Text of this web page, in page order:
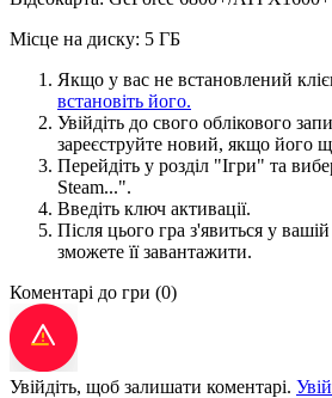
Місце на диску: 5 ГБ
Якщо у вас не встановлений
встановіть його.
Увійдіть до свого облікового
зареєструйте новий, якщо його
Перейдіть у розділ "Ігри" та
Steam...".
Введіть ключ активації.
Після цього гра з'явиться у вашій
зможете її завантажити.
Коментарі до гри (0)
Увійдіть, щоб залишати коментарі.